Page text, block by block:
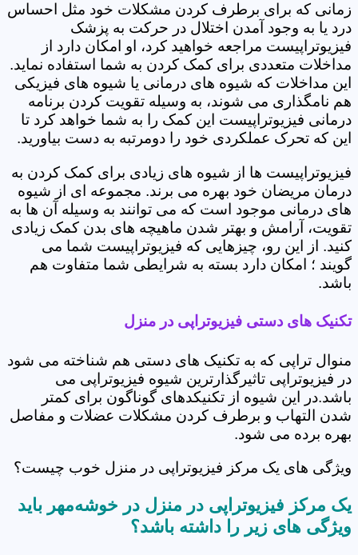
زمانی که برای برطرف کردن مشکلات خود مثل احساس
درد یا به وجود آمدن اختلال در حرکت به پزشک
فیزیوتراپیست مراجعه خواهید کرد، او امکان دارد از
مداخلات متعددی برای کمک کردن به شما استفاده نماید.
این مداخلات که شیوه های درمانی یا شیوه های فیزیکی
هم نامگذاری می شوند، به وسیله تقویت کردن برنامه
درمانی فیزیوتراپیست این کمک را به شما خواهد کرد تا
این که تحرک عملکردی خود را دومرتبه به دست بیاورید.
فیزیوتراپیست ها از شیوه های زیادی برای کمک کردن به
درمان مریضان خود بهره می برند. مجموعه ای از شیوه
های درمانی موجود است که می توانند به وسیله آن ها به
تقویت، آرامش و بهتر شدن ماهیچه های بدن کمک زیادی
کنید. از این رو، چیزهایی که فیزیوتراپیست شما می
گویند ؛ امکان دارد بسته به شرایطی شما متفاوت هم
باشد.
تکنیک های دستی فیزیوتراپی در منزل
منوال تراپی که به تکنیک های دستی هم شناخته می شود
در فیزیوتراپی تاثیرگذارترین شیوه فیزیوتراپی می
باشد.در این شیوه از تکنیکدهای گوناگون برای کمتر
شدن التهاب و برطرف کردن مشکلات عضلات و مفاصل
بهره برده می شود.
ویژگی های یک مرکز فیزیوتراپی در منزل خوب چیست؟
یک مرکز فیزیوتراپی در منزل در خوشه‌مهر باید
ویژگی های زیر را داشته باشد؟